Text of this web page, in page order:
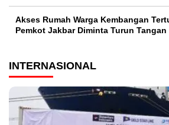
Akses Rumah Warga Kembangan
Pemkot Jakbar Diminta Turun Tangan
INTERNASIONAL